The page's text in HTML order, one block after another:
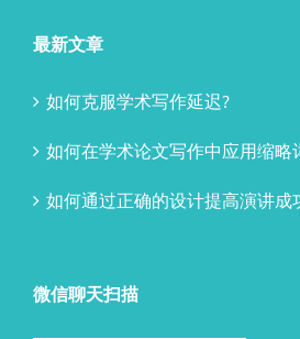
最新文章
如何克服学术写作延迟?
如何在学术论文写作中应用缩略
如何通过正确的设计提高演讲成
微信聊天扫描